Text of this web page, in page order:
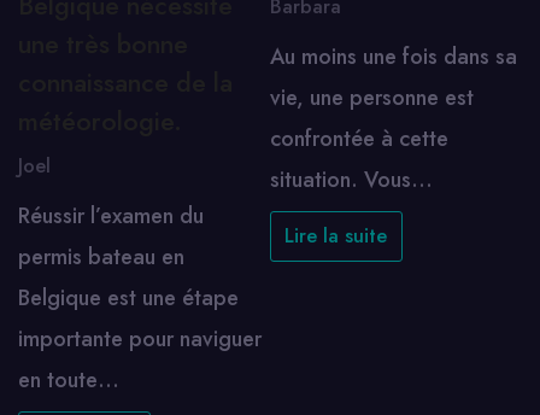
Joel
Réussir l’examen du
permis bateau en
Belgique est une étape
importante pour naviguer
en toute…
Barbara
Au moins une fois dans sa
vie, une personne est
confrontée à cette
situation. Vous…
Lire la suite